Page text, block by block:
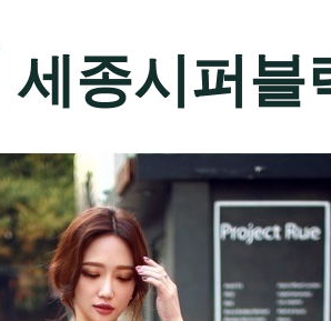
세종시퍼블